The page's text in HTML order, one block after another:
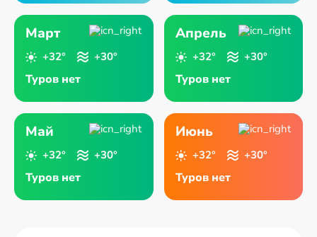
Март
+32° +30°
Туров нет
Апрель
+32° +30°
Туров нет
Май
+32° +30°
Туров нет
Июнь
+32° +30°
Туров нет